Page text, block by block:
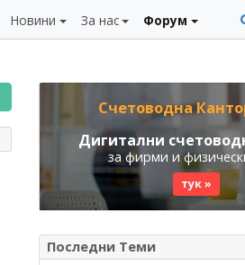
Новини За нас Форум
Счетоводна
Дигитални
за фирми и
тук »
Последни Теми